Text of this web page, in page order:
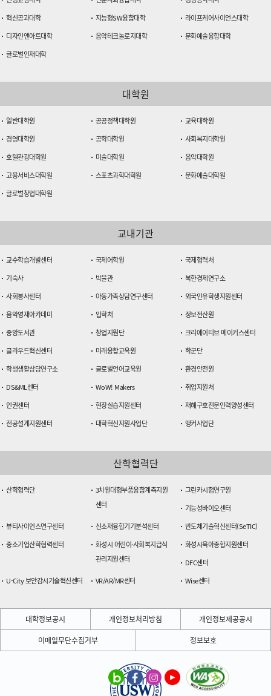
혁신공과대학
지능형SW융합대학
라이프케어사이언스대학
디자인앤아트대학
음악테크놀로지대학
문화예술융합대학
글로벌인재대학
대학원
일반대학원 공공정책대학원
교육대학원
경영대학원
공학대학원
사회복지대학원
호텔관광대학원
미술대학원
음악대학원
고용서비스대학원
스포츠과학대학원
문화예술대학원
글로벌창업대학원
교내기관
교수학습개발센터 국제어학원
국제협력처
기숙사
박물관
북한경제연구소
사회봉사센터
아동가족상담연구센터
외국인유학생지원센터
음악영재아카데미
입학처
정보전산원
중앙도서관
창업지원단
크리에이티브 메이커스센터
클라우드혁신센터
미래융합교육원
학군단
학생생활상담연구소
글로벌언어교육원
환경안전원
DS&ML센터
WoW! Makers
취업지원처
인권센터
현장실습지원센터
재해구호전문인력양성센터
전공설계지원센터
대학혁신지원사업단 앵커사업단
산학협력단
산학협력단
3차원대형부품융합계측지원
센터
그린카시험연구원
기능성바이오센터
뷰티사이언스연구센터
신소재융합기기분석센터
반도체기술혁신센터(SeTIC)
중소기업산학협력센터
화성시 어린이·사회복지급식
관리지원센터
화성시육아종합지원센터
DFC센터
U-City 보안감시기술혁신센터
VR/AR/MR센터 Wise센터
대학정보공시 개인정보처리방침
개인정보제공공시
이메일무단수집거부
정보보호